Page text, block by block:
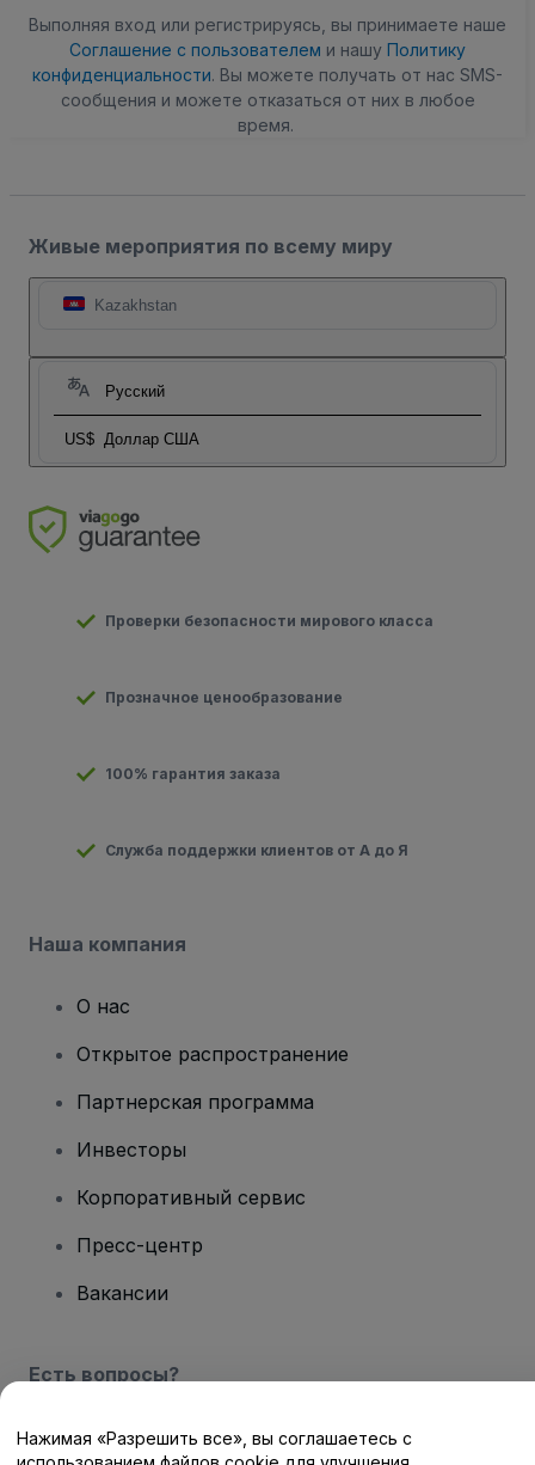
Выполняя вход или регистрируясь, вы принимаете наше
Соглашение с пользователем и нашу Политику
конфиденциальности. Вы можете получать от нас SMS-
сообщения и можете отказаться от них в любое
время.
Живые мероприятия по всему миру
Kazakhstan
Русский
US$ Доллар США
Проверки безопасности мирового класса
Прозначное ценообразование
100% гарантия заказа
Служба поддержки клиентов от А до Я
Наша компания
О нас
Открытое распространение
Партнерская программа
Инвесторы
Корпоративный сервис
Пресс-центр
Вакансии
Есть вопросы?
Центр помощи / Свяжитесь с нами
Нажимая «Разрешить все», вы соглашаетесь с